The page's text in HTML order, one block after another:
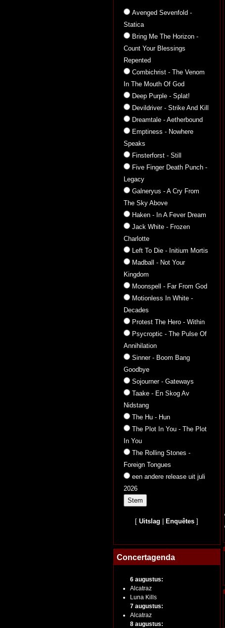
Avenged Sevenfold -
Statica
Bring Me The Horizon -
Count Your Blessings
Repented
Combichrist - The Venom
In The Mouth Of God
Deep Purple - Splat!
Devildriver - Strike And Kill
Dreamtale - Aetherbound
Emptiness - Nowhere
Speaks
Finsterforst - Still
Five Finger Death Punch -
Legacy
Galneryus - A Cry From
The Sky Above
Haken - In A Fever Dream
Jack White - Frozen
Charlotte
Left To Die - Initium Mortis
Madball - Not Your
Kingdom
Moonspell - Far From God
Motionless In White -
Decades
Protest The Hero - Within
Psycroptic - The Pulse Of
Annihilation
Sinner - Boom Bang
Goodbye
Sojourner - Gateways
Taake - En Skog Av
Nidstang
The Hu - Hun
The Plot In You - The Plot
In You
The Rolling Stones -
Foreign Tongues
een andere release uit juli
2026
[Uitslag Enquêtes ]
Concertagenda
6 augustus:
Alcatraz
Luna Kills
7 augustus:
Alcatraz
8 augustus: